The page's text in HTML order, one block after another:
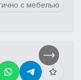
с мебелью